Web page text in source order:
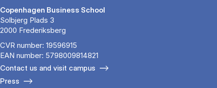
Copenhagen Business School
Solbjerg Plads 3
2000 Frederiksberg
CVR number: 19596915
EAN number: 5798009814821
Contact us and visit campus
Press